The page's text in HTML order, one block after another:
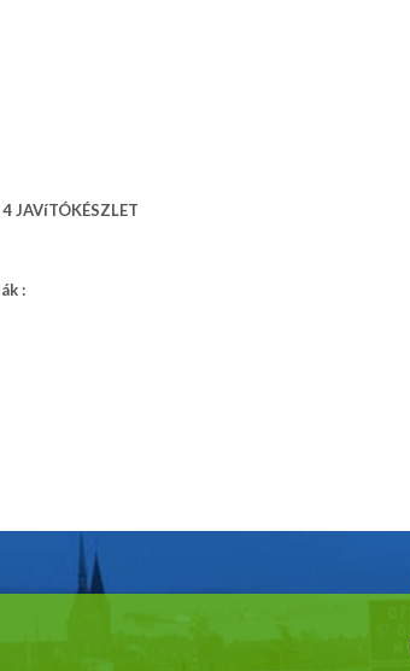
JAVíTÓKÉSZLET
: